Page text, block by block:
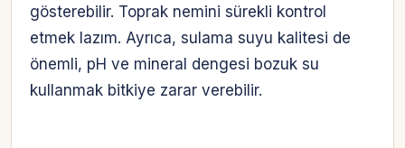
gösterebilir. Toprak nemini sürekli kontrol
etmek lazım. Ayrıca, sulama suyu kalitesi de
önemli, pH ve mineral dengesi bozuk su
kullanmak bitkiye zarar verebilir.